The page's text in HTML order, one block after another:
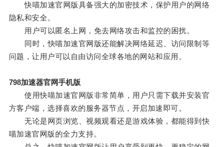
快喵加速官网版具备强大的加密技术，保护用户的网络
隐私和安全。
用户可以匿名上网，免去网络攻击和监控的困扰。
同时，快喵加速官网版还能解决网络延迟、访问限制等
问题，让用户可以自由访问全球各地的网站和应用。
798加速器官网手机版
使用快喵加速官网版非常简单，用户只需下载并安装官
方客户端，选择喜欢的服务器节点，开启加速即可。
无论是网页浏览、视频观看还是游戏体验，都能得到快
喵加速官网版的全力支持。